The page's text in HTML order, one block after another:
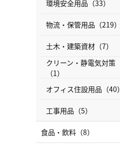
環境安全用品（33）
物流・保管用品（219）
土木・建築資材（7）
クリーン・静電気対策
（1）
オフィス住設用品（40）
工事用品（5）
食品・飲料（8）